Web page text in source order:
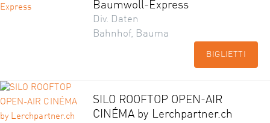
Baumwoll-Express
Div. Daten
Bahnhof, Bauma
BIGLIETTI
SILO ROOFTOP OPEN-AIR
CINÉMA by Lerchpartner.ch